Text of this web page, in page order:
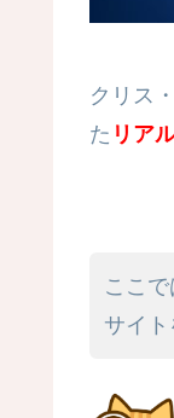
クリス
た リア
ここで
サイト